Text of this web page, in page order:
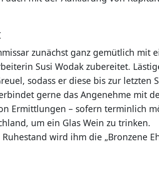
zunächst ganz gemütlich mit
Susi Wodak zubereitet.
sodass er diese bis zur letzten
gerne das Angenehme mit
Ermittlungen – sofern terminlich
um ein Glas Wein zu trinken.
wird ihm die „Bronzene